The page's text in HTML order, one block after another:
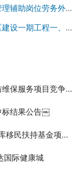
外包项目竞争性磋商公告￼
工图纸审查服务项目成交公告
项目竞争性磋商公告
标结果公告￼
（四次）成交结果公告
国际健康城